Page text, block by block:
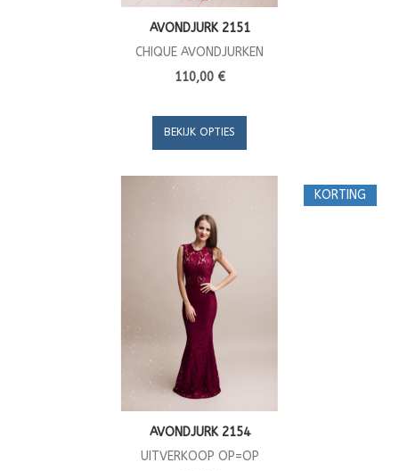
AVONDJURK 2151
CHIQUE AVONDJURKEN
110,00 €
BEKIJK OPTIES
KORTING
AVONDJURK 2154
UITVERKOOP OP=OP